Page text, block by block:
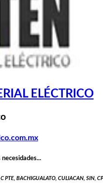
ELÉCTRICO
PTE, BACHIGUALATO, CULIACAN, SIN,